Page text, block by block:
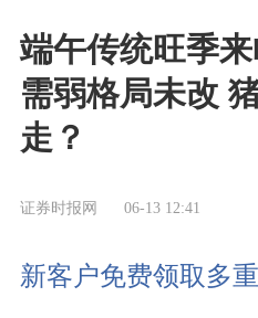
端午传统旺季
需弱格局未改
走？
证券时报网 06-13 12:41
新客户免费领取多